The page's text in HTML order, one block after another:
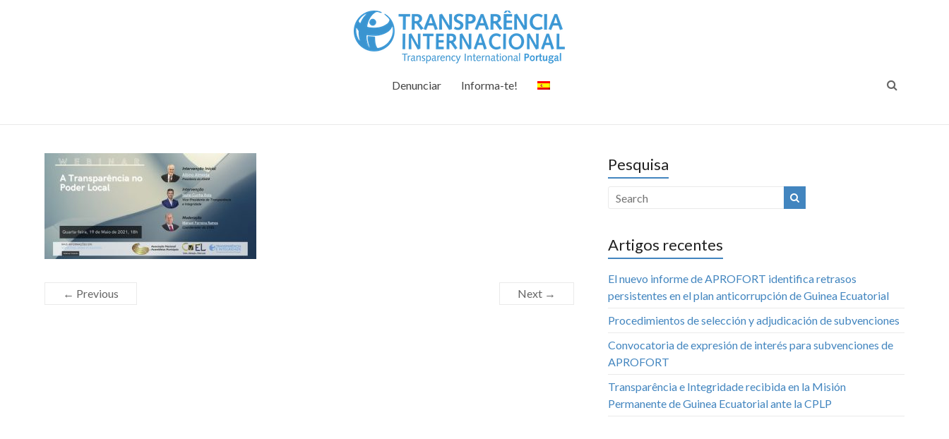
Denunciar Informa-te!
← Previous Next →
Pesquisa
Artigos recentes
El nuevo informe de APROFORT identifica retrasos
persistentes en el plan anticorrupción de Guinea Ecuatorial
Procedimientos de selección y adjudicación de subvenciones
Convocatoria de expresión de interés para subvenciones de
APROFORT
Transparência e Integridade recibida en la Misión
Permanente de Guinea Ecuatorial ante la CPLP